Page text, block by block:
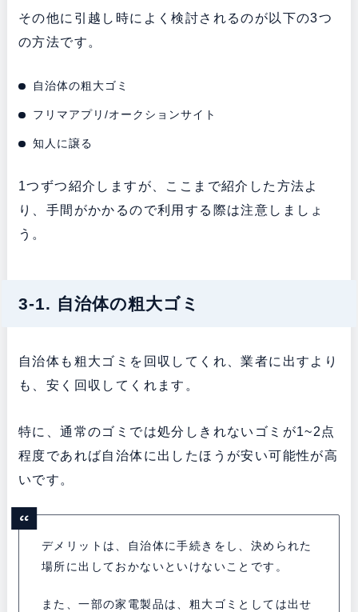
その他に引越し時によく検討されるのが以下の3つ
の方法です。
自治体の粗大ゴミ
フリマアプリ/オークションサイト
知人に譲る
1つずつ紹介しますが、ここまで紹介した方法よ
り、手間がかかるので利用する際は注意しましょ
う。
3-1. 自治体の粗大ゴミ
自治体も粗大ゴミを回収してくれ、業者に出すより
も、安く回収してくれます。
特に、通常のゴミでは処分しきれないゴミが1~2点
程度であれば自治体に出したほうが安い可能性が高
いです。
デメリットは、自治体に手続きをし、決められた
場所に出しておかないといけないことです。
また、一部の家電製品は、粗大ゴミとしては出せ